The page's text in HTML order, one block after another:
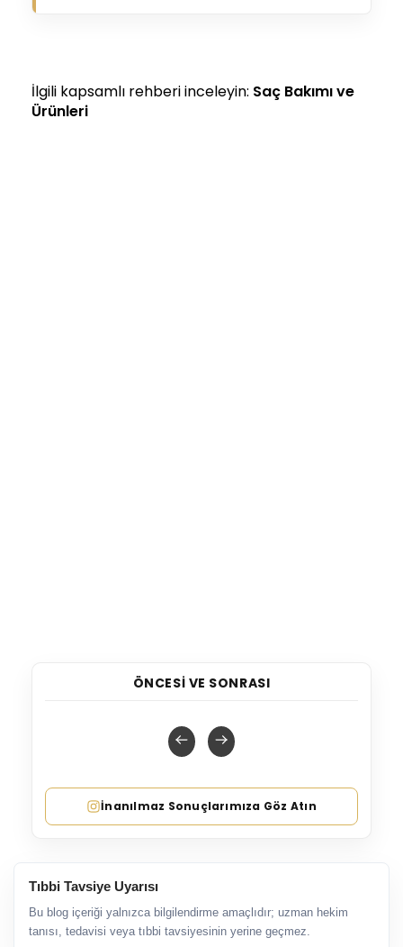
İlgili kapsamlı rehberi inceleyin: Saç Bakımı ve
Ürünleri
ÖNCESI VE SONRASI